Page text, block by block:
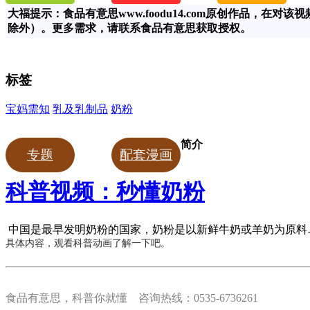
大福提示：食品有意思www.foodu14.com原创作品，在对该
除外）。更多需求，请联系食品有意思获取授权。
标签
宝妈需知 乳及乳制品 奶粉
专题 配套漫画
简介
科普视频：秒懂奶粉
中国是最早发明奶粉的国家，奶粉是以新鲜牛奶或羊奶为原
具体内容，观看科普动画了解一下吧。
食品有意思，科普你就懂 咨询热线：0535-6736261